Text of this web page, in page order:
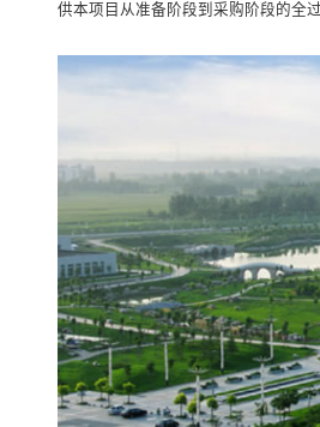
供本项目从准备阶段到采购阶段的全